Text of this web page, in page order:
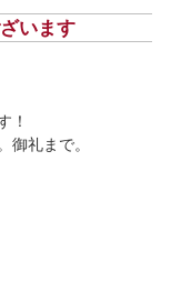
います
！
御礼まで。